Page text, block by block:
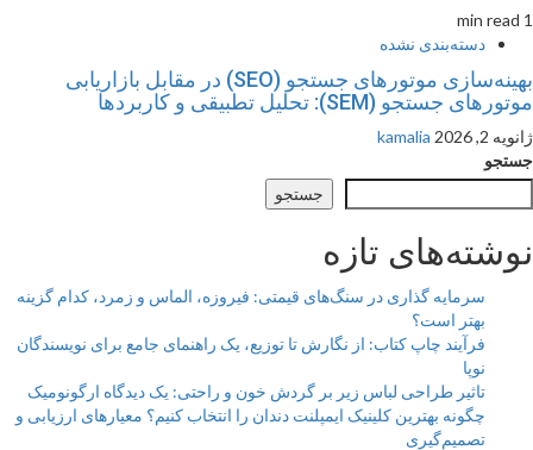
1 min read
دسته‌بندی نشده
بهینه‌سازی موتورهای جستجو (SEO) در مقابل بازاریابی
موتورهای جستجو (SEM): تحلیل تطبیقی و کاربردها
ژانویه 2, 2026
kamalia
جستجو
جستجو
نوشته‌های تازه
سرمایه گذاری در سنگ‌های قیمتی: فیروزه، الماس و زمرد، کدام گزینه
بهتر است؟
فرآیند چاپ کتاب: از نگارش تا توزیع، یک راهنمای جامع برای نویسندگان
نوپا
تاثیر طراحی لباس زیر بر گردش خون و راحتی: یک دیدگاه ارگونومیک
چگونه بهترین کلینیک ایمپلنت دندان را انتخاب کنیم؟ معیارهای ارزیابی و
تصمیم‌گیری